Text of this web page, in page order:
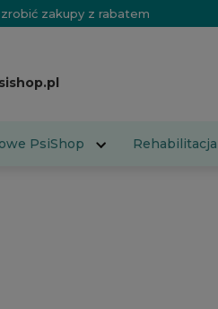
zakupy z rabatem
PsiShop Rehabilitacja